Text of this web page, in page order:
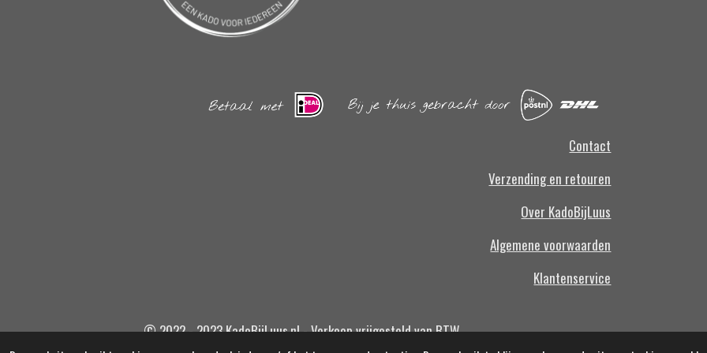
Contact
Verzending en retouren
Over KadoBijLuus
Algemene voorwaarden
Klantenservice
© 2022 - 2023 KadoBijLuus.nl - Verkoop vrijgesteld van BTW